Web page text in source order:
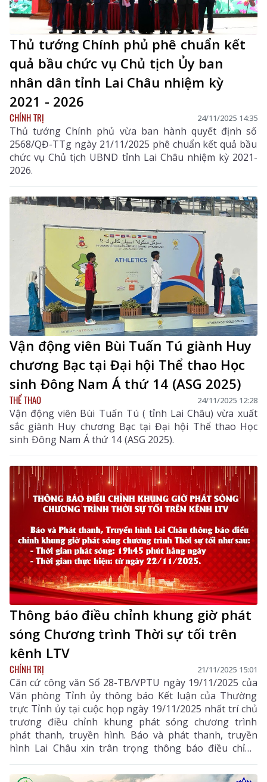
Thủ tướng Chính phủ phê chuẩn kết
quả bầu chức vụ Chủ tịch Ủy ban
nhân dân tỉnh Lai Châu nhiệm kỳ
2021 - 2026
CHÍNH TRỊ 24/11/2025 14:35
Thủ tướng Chính phủ vừa ban hành quyết định số
2568/QĐ-TTg ngày 21/11/2025 phê chuẩn kết quả bầu
chức vụ Chủ tịch UBND tỉnh Lai Châu nhiệm kỳ 2021-
2026.
Vận động viên Bùi Tuấn Tú giành Huy
chương Bạc tại Đại hội Thể thao Học
sinh Đông Nam Á thứ 14 (ASG 2025)
THỂ THAO 24/11/2025 12:28
Vận động viên Bùi Tuấn Tú ( tỉnh Lai Châu) vừa xuất
sắc giành Huy chương Bạc tại Đại hội Thể thao Học
sinh Đông Nam Á thứ 14 (ASG 2025).
Thông báo điều chỉnh khung giờ phát
sóng Chương trình Thời sự tối trên
kênh LTV
CHÍNH TRỊ 21/11/2025 15:01
Căn cứ công văn Số 28-TB/VPTU ngày 19/11/2025 của
Văn phòng Tỉnh ủy thông báo Kết luận của Thường
trực Tỉnh ủy tại cuộc họp ngày 19/11/2025 nhất trí chủ
trương điều chỉnh khung phát sóng chương trình
phát thanh, truyền hình. Báo và phát thanh, truyền
hình Lai Châu xin trân trọng thông báo điều chỉnh
khung giờ phát sóng Chương trình Thời sự tối trên
kênh LTV cụ thể như sau: